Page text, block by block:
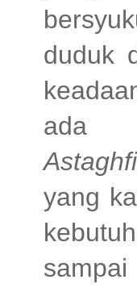
duduk
ada
yang